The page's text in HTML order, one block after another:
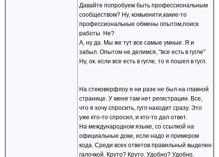
Давайте попробуем быть профессиональным
сообществом? Ну, комьюнити,какие-то
профессиональные обмены опытом,поиск
работы. Не?
А, ну да. Мы же тут все самые умные. Я и
забыл. Опытом не делимся, "все есть в гугле"
Ну, ок. если все есть в гугле, то я пошел в гугл.
На стековерфлоу я ни разе не был на главной
странице. У меня там нет регистрации. Все,
что я хочу спросить, гугл находит сразу. Это
уже кто-то спросил, и кто-то дал ответ.
На международном языке, со ссылкой на
официальные доки, если надо и примером
кода. Среди всех ответов правильный выделен
галочкой. Круто? Круто. Удобно? Удобно.